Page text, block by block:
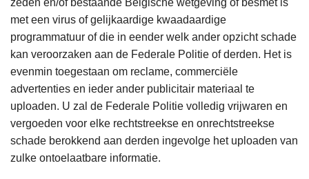
zeden en/of bestaande Belgische wetgeving of besmet is
met een virus of gelijkaardige kwaadaardige
programmatuur of die in eender welk ander opzicht schade
kan veroorzaken aan de Federale Politie of derden. Het is
evenmin toegestaan om reclame, commerciële
advertenties en ieder ander publicitair materiaal te
uploaden. U zal de Federale Politie volledig vrijwaren en
vergoeden voor elke rechtstreekse en onrechtstreekse
schade berokkend aan derden ingevolge het uploaden van
zulke ontoelaatbare informatie.